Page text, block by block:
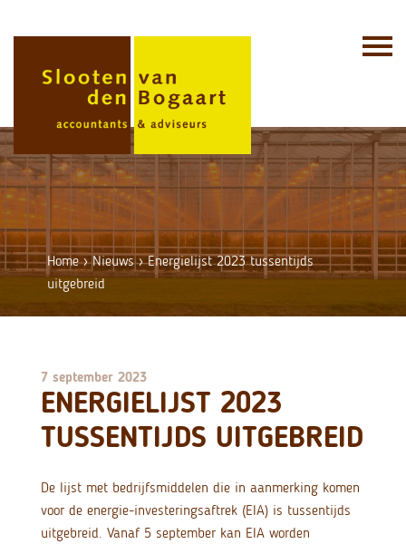
Home›Nieuws›Energielijst 2023 tussentijds
uitgebreid
7 september 2023
ENERGIELIJST 2023
TUSSENTIJDS UITGEBREID
De lijst met bedrijfsmiddelen die in aanmerking komen
voor de energie-investeringsaftrek (EIA) is tussentijds
uitgebreid. Vanaf 5 september kan EIA worden